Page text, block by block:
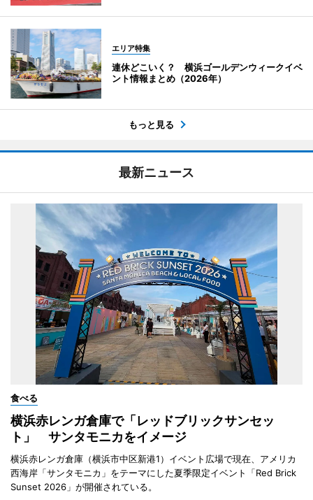
エリア特集
連休どこいく？ 横浜ゴールデンウィークイベ
ント情報まとめ（2026年）
もっと見る
最新ニュース
食べる
横浜赤レンガ倉庫で「レッドブリックサンセッ
ト」 サンタモニカをイメージ
横浜赤レンガ倉庫（横浜市中区新港1）イベント広場で現在、アメリカ
西海岸「サンタモニカ」をテーマにした夏季限定イベント「Red Brick
Sunset 2026」が開催されている。